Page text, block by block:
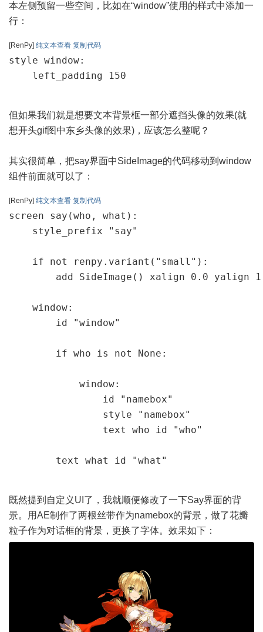
本左侧预留一些空间，比如在“window”使用的样式中添加一
行：
[RenPy] 纯文本查看 复制代码
style window:
    left_padding 150
但如果我们就是想要文本背景框一部分遮挡头像的效果(就
想开头gif图中东乡头像的效果)，应该怎么整呢？
其实很简单，把say界面中SideImage的代码移动到window
组件前面就可以了：
[RenPy] 纯文本查看 复制代码
screen say(who, what):
    style_prefix "say"
    if not renpy.variant("small"):
add SideImage() xalign 0.0 yalign
    window:
        id "window"
        if who is not None:
            window:
                id "namebox"
                style "namebox"
                text who id "who"
        text what id "what"
既然提到自定义UI了，我就顺便修改了一下Say界面的背
景。用AE制作了两根丝带作为namebox的背景，做了花瓣
粒子作为对话框的背景，更换了字体。效果如下：